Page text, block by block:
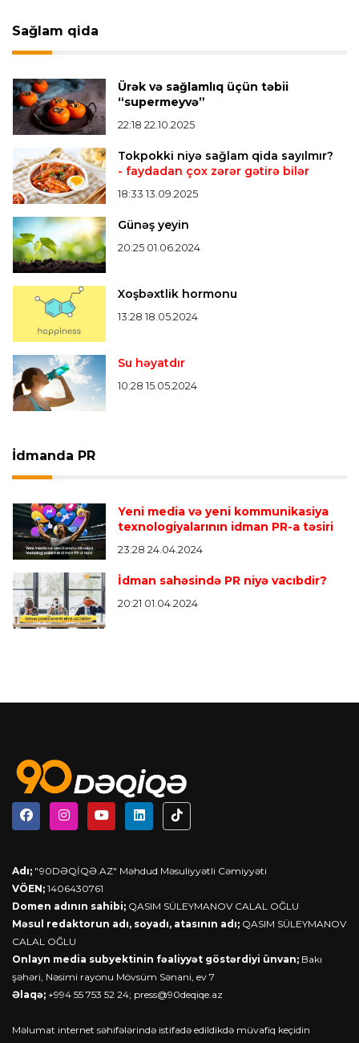
Verstappen öz komandasının "Formula 1"də
iştirak etməyəcəyini açıqladı
Bütün xəbərlər >>>
Sağlam qida
Ürək və sağlamlıq üçün təbii
“supermeyvə”
22:18 22.10.2025
Tokpokki niyə sağlam qida sayılmır?
- faydadan çox zərər gətirə bilər
18:33 13.09.2025
Günəş yeyin
20:25 01.06.2024
Xoşbəxtlik hormonu
13:28 18.05.2024
Su həyatdır
10:28 15.05.2024
İdmanda PR
Yeni media və yeni kommunikasiya
texnologiyalarının idman PR-a təsiri
23:28 24.04.2024
İdman sahəsində PR niyə vacıbdir?
20:21 01.04.2024
Adı; "90DƏQİQƏ.AZ" Məhdud Məsuliyyətli Cəmiyyəti
VÖEN; 1406430761
Domen adının sahibi; QASIM SÜLEYMANOV CALAL OĞLU
Məsul redaktorun adı, soyadı, atasının adı; QASIM SÜLEYMANOV
CALAL OĞLU
Onlayn media subyektinin fəaliyyət göstərdiyi ünvan; Bakı
şəhəri, Nəsimi rayonu Mövsüm Sənani, ev 7
Əlaqə; +994 55 753 52 24; press@90deqiqe.az
Məlumat internet səhifələrində istifadə edildikdə müvafiq keçidin